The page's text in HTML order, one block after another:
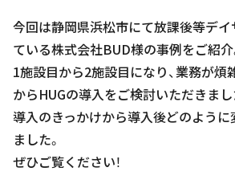
今回は静岡県浜松市にて放課後等デ
ている株式会社BUD様の事例をご紹介
1施設目から2施設目になり、業務が煩
からHUGの導入をご検討いただきまし
導入のきっかけから導入後どのよう
ました。
ぜひご覧ください！